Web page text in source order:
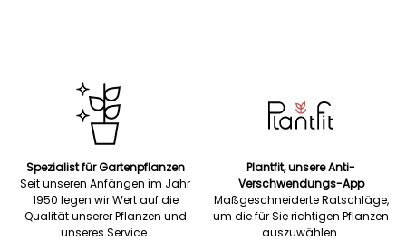
Spezialist für Gartenpflanzen
Seit unseren Anfängen im Jahr
1950 legen wir Wert auf die
Qualität unserer Pflanzen und
unseres Service.
Plantfit, unsere Anti-
Verschwendungs-App
Maßgeschneiderte Ratschläge,
um die für Sie richtigen Pflanzen
auszuwählen.